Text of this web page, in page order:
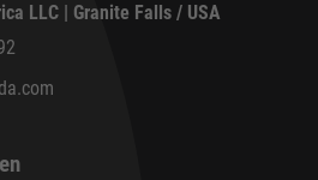
LLC | Granite Falls / USA